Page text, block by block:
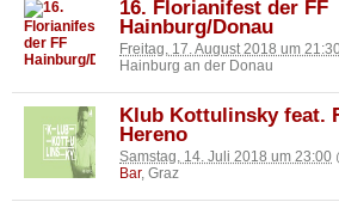
16. Florianifest der FF
Hainburg/Donau
Freitag, 17. August 2018 um
Hainburg an der Donau
Klub Kottulinsky feat.
Hereno
Samstag, 14. Juli 2018 um 23:00
Bar, Graz